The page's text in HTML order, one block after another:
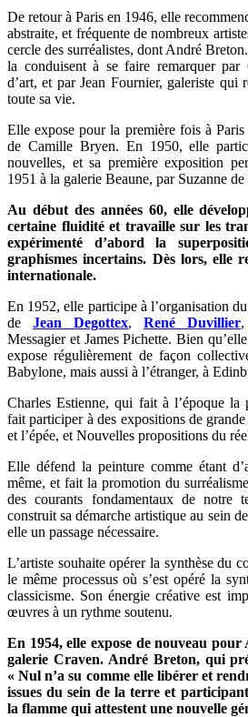
De retour à Paris en 1946, elle
abstraite, et fréquente de nombreux
cercle des surréalistes, dont André
la conduisent à se faire remarquer par
d’art, et par Jean Fournier, galeriste qui
toute sa vie.
Elle expose pour la première fois à
de Camille Bryen. En 1950, elle
nouvelles, et sa première exposition
1951 à la galerie Beaune, par Suzanne
Au début des années 60, elle
certaine fluidité et travaille sur les
expérimenté d’abord la
graphismes incertains. Dès lors, elle
internationale.
En 1952, elle participe à l’organisation
de Jean Degottex, René Duvillier
Messagier et James Pichette. Bien
expose régulièrement de façon
Babylone, mais aussi à l’étranger, à
Charles Estienne, qui fait à l’époque la
fait participer à des expositions de
et l’épée, et Nouvelles propositions du
Elle défend la peinture comme étant
même, et fait la promotion du
des courants fondamentaux de notre
construit sa démarche artistique au sein
elle un passage nécessaire.
L’artiste souhaite opérer la synthèse du
le même processus où s’est opéré la
classicisme. Son énergie créative est
œuvres à un rythme soutenu.
En 1954, elle expose de nouveau
galerie Craven. André Breton, qui
« Nul n’a su comme elle libérer et
issues du sein de la terre et
la flamme qui attestent une nouvelle